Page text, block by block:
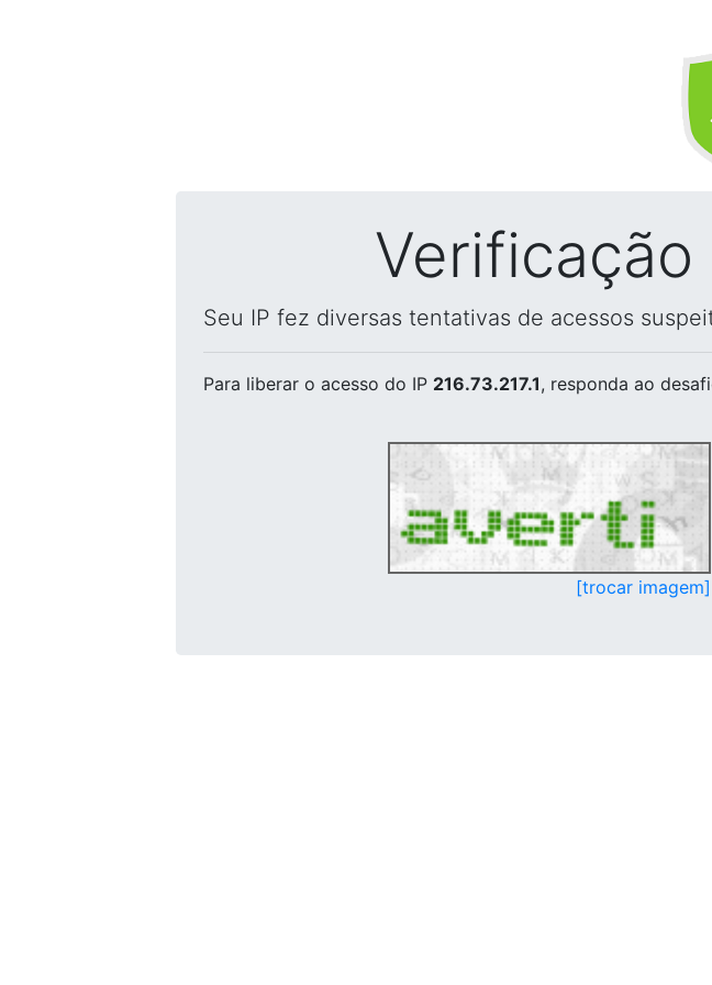
Seu IP fez diversas tentativas de acessos
Para liberar o acesso do IP 216.73.217.1, responda ao
[trocar imagem]